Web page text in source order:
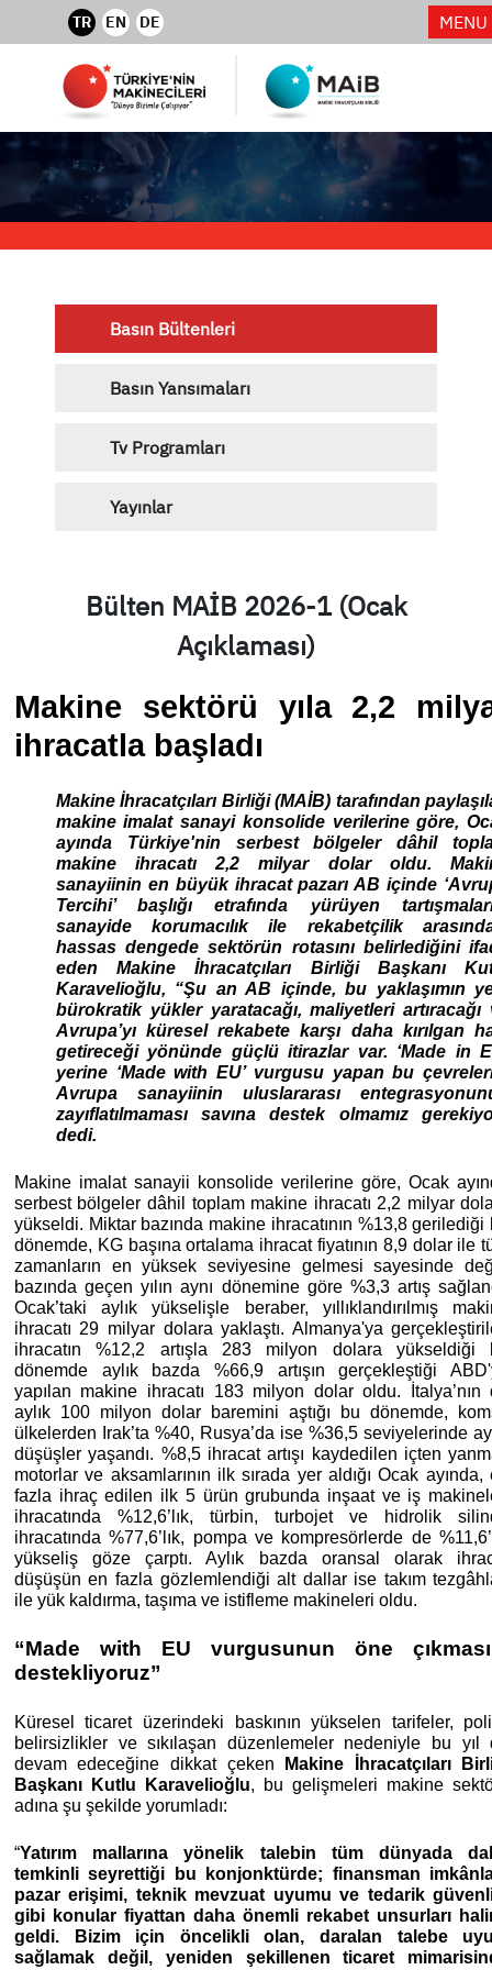
TR EN DE MENU
Basın Bültenleri
Basın Yansımaları
Tv Programları
Yayınlar
Bülten MAİB 2026-1 (Ocak
Açıklaması)
Makine sektörü yıla 2,2
ihracatla başladı
Makine İhracatçıları Birliği (MAİB) tarafından
makine imalat sanayi konsolide verilerine göre,
ayında Türkiye'nin serbest bölgeler dâhil
makine ihracatı 2,2 milyar dolar oldu.
sanayiinin en büyük ihracat pazarı AB içinde
Tercihi’ başlığı etrafında yürüyen
sanayide korumacılık ile rekabetçilik
hassas dengede sektörün rotasını belirlediğini
eden Makine İhracatçıları Birliği Başkanı
Karavelioğlu, “Şu an AB içinde, bu yaklaşımın
bürokratik yükler yaratacağı, maliyetleri artıracağı
Avrupa’yı küresel rekabete karşı daha kırılgan
getireceği yönünde güçlü itirazlar var. ‘Made in
yerine ‘Made with EU’ vurgusu yapan bu
Avrupa sanayiinin uluslararası
zayıflatılmaması savına destek olmamız
dedi.
Makine imalat sanayii konsolide verilerine göre, Ocak
serbest bölgeler dâhil toplam makine ihracatı 2,2 milyar
yükseldi. Miktar bazında makine ihracatının %13,8 gerilediği
dönemde, KG başına ortalama ihracat fiyatının 8,9 dolar ile
zamanların en yüksek seviyesine gelmesi sayesinde
bazında geçen yılın aynı dönemine göre %3,3 artış
Ocak’taki aylık yükselişle beraber, yıllıklandırılmış
ihracatı 29 milyar dolara yaklaştı. Almanya'ya
ihracatın %12,2 artışla 283 milyon dolara yükseldiği
dönemde aylık bazda %66,9 artışın gerçekleştiği
yapılan makine ihracatı 183 milyon dolar oldu. İtalya’nın
aylık 100 milyon dolar baremini aştığı bu dönemde,
ülkelerden Irak’ta %40, Rusya’da ise %36,5 seviyelerinde
düşüşler yaşandı. %8,5 ihracat artışı kaydedilen içten
motorlar ve aksamlarının ilk sırada yer aldığı Ocak ayında,
fazla ihraç edilen ilk 5 ürün grubunda inşaat ve iş
ihracatında %12,6’lık, türbin, turbojet ve hidrolik
ihracatında %77,6’lık, pompa ve kompresörlerde de
yükseliş göze çarptı. Aylık bazda oransal olarak
düşüşün en fazla gözlemlendiği alt dallar ise takım
ile yük kaldırma, taşıma ve istifleme makineleri oldu.
“Made with EU vurgusunun öne
destekliyoruz”
Küresel ticaret üzerindeki baskının yükselen tarifeler,
belirsizlikler ve sıkılaşan düzenlemeler nedeniyle bu yıl
devam edeceğine dikkat çeken
Makine İhracatçıları
Başkanı Kutlu Karavelioğlu, bu gelişmeleri makine
adına şu şekilde yorumladı:
“Yatırım mallarına yönelik talebin tüm dünyada
temkinli seyrettiği bu konjonktürde; finansman
pazar erişimi, teknik mevzuat uyumu ve tedarik
gibi konular fiyattan daha önemli rekabet unsurları
geldi. Bizim için öncelikli olan, daralan talebe
sağlamak değil, yeniden şekillenen ticaret